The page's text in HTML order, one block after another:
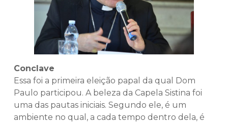
Conclave
Essa foi a primeira eleição papal da qual Dom
Paulo participou. A beleza da Capela Sistina foi
uma das pautas iniciais. Segundo ele, é um
ambiente no qual, a cada tempo dentro dela, é